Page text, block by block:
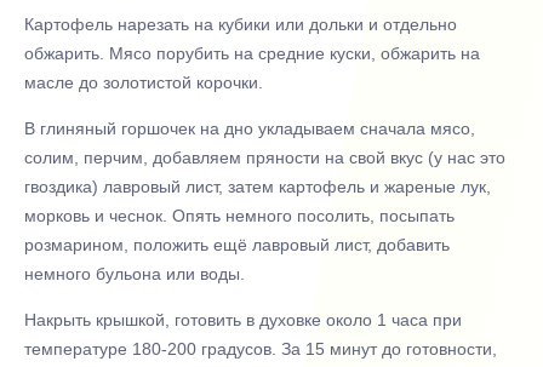
Картофель нарезать на кубики или дольки и отдельно
обжарить. Мясо порубить на средние куски, обжарить на
масле до золотистой корочки.
В глиняный горшочек на дно укладываем сначала мясо,
солим, перчим, добавляем пряности на свой вкус (у нас это
гвоздика) лавровый лист, затем картофель и жареные лук,
морковь и чеснок. Опять немного посолить, посыпать
розмарином, положить ещё лавровый лист, добавить
немного бульона или воды.
Накрыть крышкой, готовить в духовке около 1 часа при
температуре 180-200 градусов. За 15 минут до готовности,